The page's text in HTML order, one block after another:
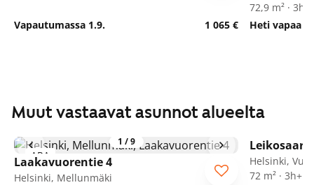
Vapautumassa 1.9. 1 065 €
72,9 m² ·
Heti vapaa
Muut vastaavat asunnot alueelta
1 /9
ARA
Laakavuorentie 4
Helsinki, Mellunmäki
ARA
Helsinki,
72 m² ·